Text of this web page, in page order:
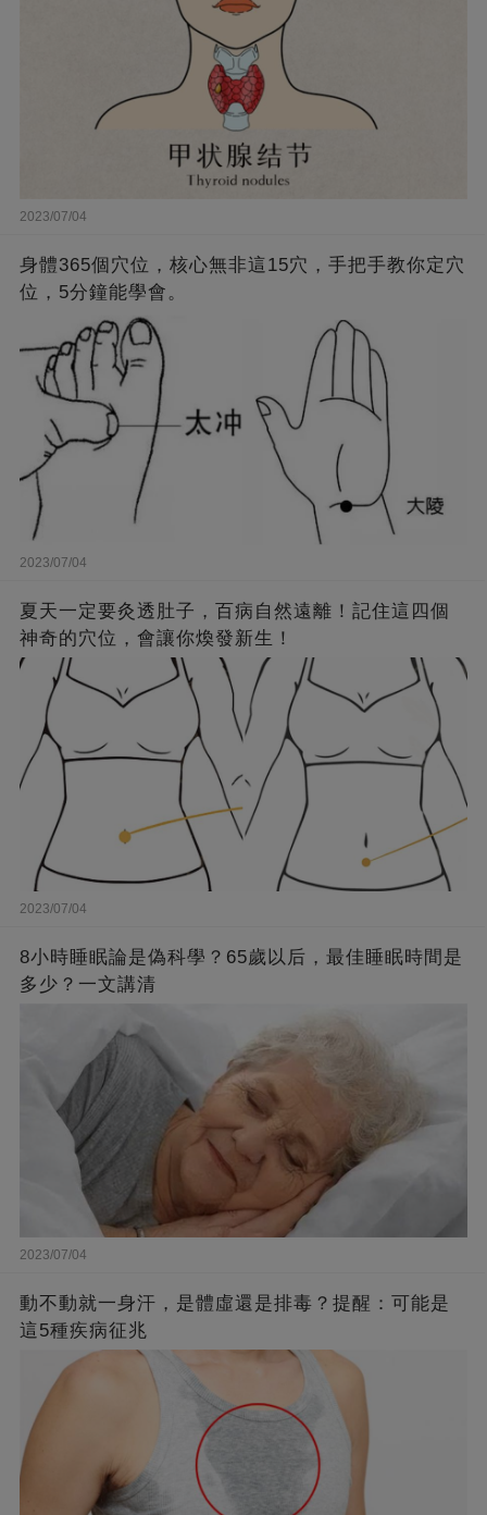
2023/07/04
身體365個穴位，核心無非這15穴，手把手教你定穴
位，5分鐘能學會。
2023/07/04
夏天一定要灸透肚子，百病自然遠離！記住這四個
神奇的穴位，會讓你煥發新生！
2023/07/04
8小時睡眠論是偽科學？65歲以后，最佳睡眠時間是
多少？一文講清
2023/07/04
動不動就一身汗，是體虛還是排毒？提醒：可能是
這5種疾病征兆